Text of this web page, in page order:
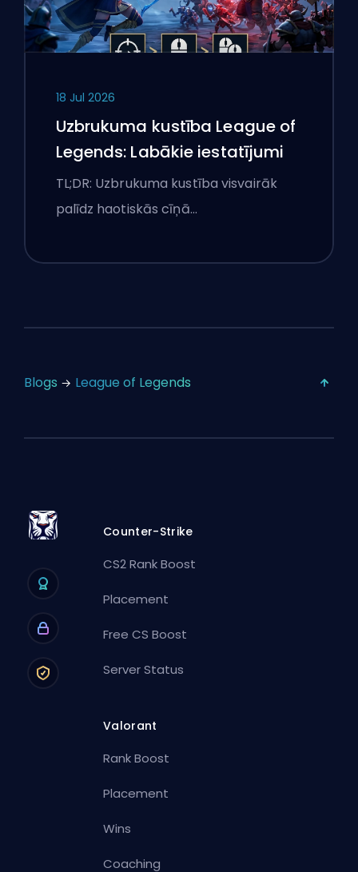
18 Jul 2026
Uzbrukuma kustība League of
Legends: Labākie iestatījumi
TL;DR: Uzbrukuma kustība visvairāk
palīdz haotiskās cīņā…
Blogs League of Legends
Counter-Strike
CS2 Rank Boost
Placement
Free CS Boost
Server Status
Valorant
Rank Boost
Placement
Wins
Coaching